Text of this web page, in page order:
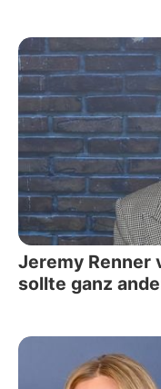
Jeremy Renner
sollte ganz